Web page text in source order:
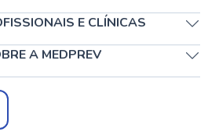
E CLÍNICAS
A MEDPREV